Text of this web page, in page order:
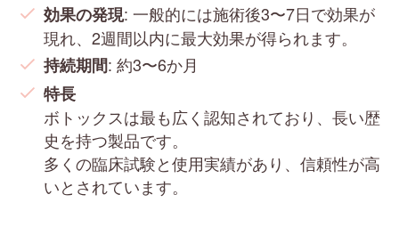
効果の発現: 一般的には施術後3〜7日で効果が
現れ、2週間以内に最大効果が得られます。
持続期間: 約3〜6か月
特長
ボトックスは最も広く認知されており、長い歴
史を持つ製品です。
多くの臨床試験と使用実績があり、信頼性が高
いとされています。